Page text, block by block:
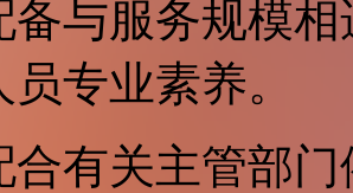
备与服务规模
专业素养。
合有关主管部